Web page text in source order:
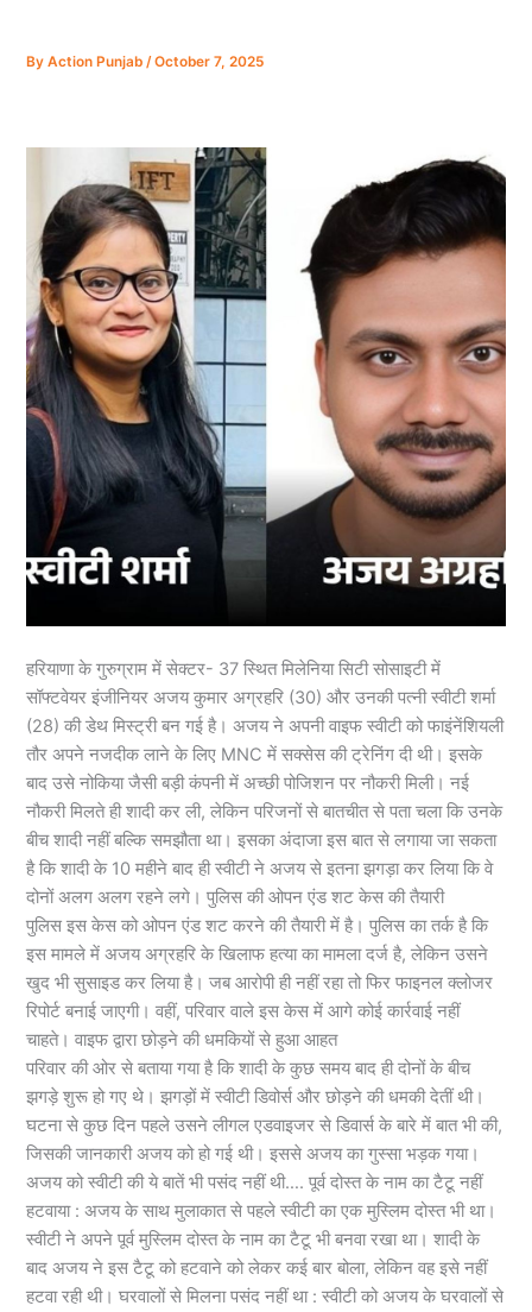
ByAction Punjab/October 7, 2025
हरियाणा के गुरुग्राम में सेक्टर- 37 स्थित मिलेनिया सिटी सोसाइटी में
सॉफ्टवेयर इंजीनियर अजय कुमार अग्रहरि (30) और उनकी पत्नी स्वीटी शर्मा
(28) की डेथ मिस्ट्री बन गई है। अजय ने अपनी वाइफ स्वीटी को फाइंनेंशियली
तौर अपने नजदीक लाने के लिए MNC में सक्सेस की ट्रेनिंग दी थी। इसके
बाद उसे नोकिया जैसी बड़ी कंपनी में अच्छी पोजिशन पर नौकरी मिली। नई
नौकरी मिलते ही शादी कर ली, लेकिन परिजनों से बातचीत से पता चला कि उनके
बीच शादी नहीं बल्कि समझौता था। इसका अंदाजा इस बात से लगाया जा सकता
है कि शादी के 10 महीने बाद ही स्वीटी ने अजय से इतना झगड़ा कर लिया कि वे
दोनों अलग अलग रहने लगे। पुलिस की ओपन एंड शट केस की तैयारी
पुलिस इस केस को ओपन एंड शट करने की तैयारी में है। पुलिस का तर्क है कि
इस मामले में अजय अग्रहरि के खिलाफ हत्या का मामला दर्ज है, लेकिन उसने
खुद भी सुसाइड कर लिया है। जब आरोपी ही नहीं रहा तो फिर फाइनल क्लोजर
रिपोर्ट बनाई जाएगी। वहीं, परिवार वाले इस केस में आगे कोई कार्रवाई नहीं
चाहते। वाइफ द्वारा छोड़ने की धमकियों से हुआ आहत
परिवार की ओर से बताया गया है कि शादी के कुछ समय बाद ही दोनों के बीच
झगड़े शुरू हो गए थे। झगड़ों में स्वीटी डिवोर्स और छोड़ने की धमकी देतीं थी।
घटना से कुछ दिन पहले उसने लीगल एडवाइजर से डिवार्स के बारे में बात भी की,
जिसकी जानकारी अजय को हो गई थी। इससे अजय का गुस्सा भड़क गया।
अजय को स्वीटी की ये बातें भी पसंद नहीं थी…. पूर्व दोस्त के नाम का टैटू नहीं
हटवाया : अजय के साथ मुलाकात से पहले स्वीटी का एक मुस्लिम दोस्त भी था।
स्वीटी ने अपने पूर्व मुस्लिम दोस्त के नाम का टैटू भी बनवा रखा था। शादी के
बाद अजय ने इस टैटू को हटवाने को लेकर कई बार बोला, लेकिन वह इसे नहीं
हटवा रही थी। घरवालों से मिलना पसंद नहीं था : स्वीटी को अजय के घरवालों से